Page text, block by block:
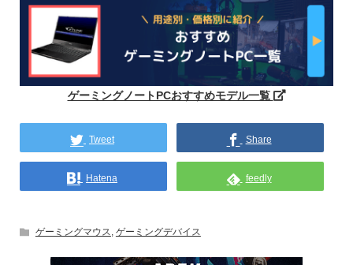
ゲーミングノートPCおすすめモデル一覧
Tweet Share
Hatena feedly
ゲーミングマウス, ゲーミングデバイス